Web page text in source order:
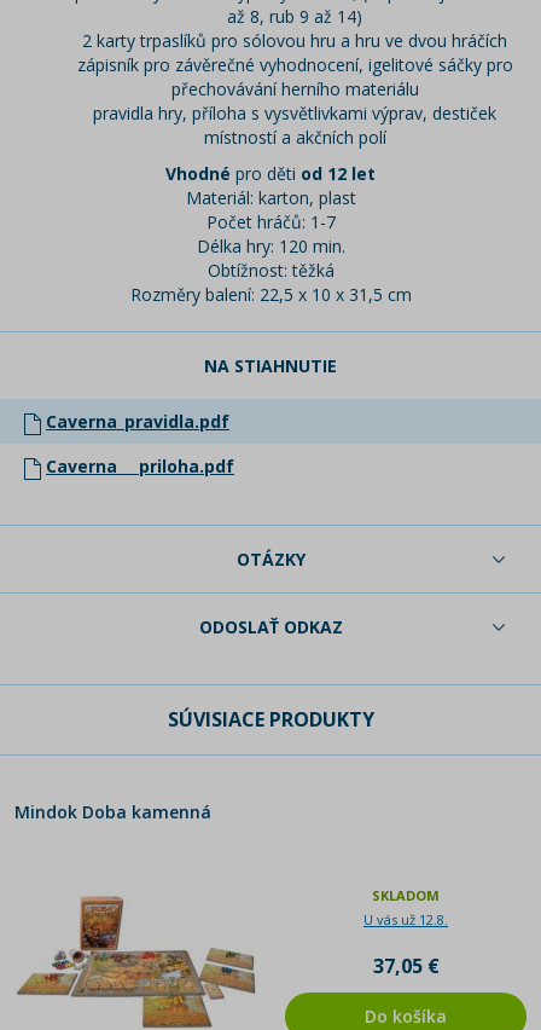
až 8, rub 9 až 14)
2 karty trpaslíků pro sólovou hru a hru ve dvou hráčích
zápisník pro závěrečné vyhodnocení, igelitové sáčky pro
přechovávání herního materiálu
pravidla hry, příloha s vysvětlivkami výprav, destiček
místností a akčních polí
Vhodné pro děti od 12 let
Materiál: karton, plast
Počet hráčů: 1-7
Délka hry: 120 min.
Obtížnost: těžká
Rozměry balení: 22,5 x 10 x 31,5 cm
NA STIAHNUTIE
Caverna_pravidla.pdf
Caverna___priloha.pdf
OTÁZKY
ODOSLAŤ ODKAZ
SÚVISIACE PRODUKTY
Mindok Doba kamenná
SKLADOM
U vás už 12.8.
37,05 €
Do košíka